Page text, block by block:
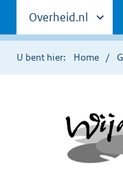
Primaire
navigatie
Andere
sites
binnen
Overheid.nl
U bent hier: Home